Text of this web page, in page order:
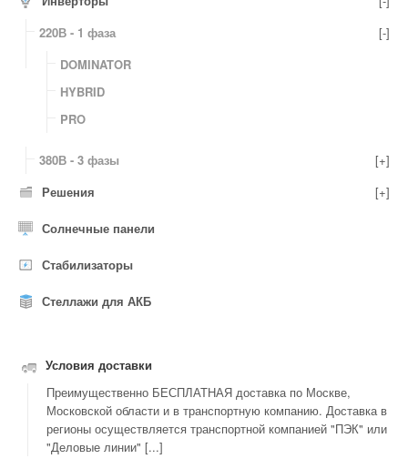
220В - 1 фаза
[-]
DOMINATOR
HYBRID
PRO
380В - 3 фазы
[+]
Решения
[+]
Солнечные панели
Стабилизаторы
Стеллажи для АКБ
Условия доставки
Преимущественно БЕСПЛАТНАЯ доставка по Москве,
Московской области и в транспортную компанию. Доставка в
регионы осуществляется транспортной компанией "ПЭК" или
"Деловые линии" [...]